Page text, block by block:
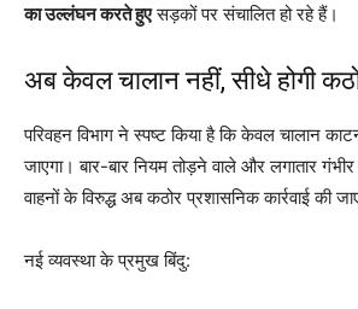
का उल्लंघन करते हुएसड़कों पर संचालित हो रहे हैं।
अब केवल चालान नहीं, सीधे होगी
परिवहन विभाग ने स्पष्ट किया है कि केवल चालान काटना
जाएगा। बार-बार नियम तोड़ने वाले और लगातार
वाहनों के विरुद्ध अब कठोर प्रशासनिक कार्रवाई की
नई व्यवस्था के प्रमुख बिंदु: